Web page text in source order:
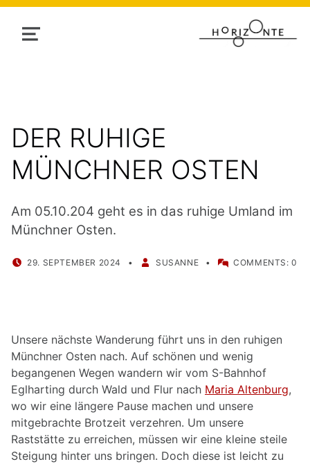
MENU
DER RUHIGE
MÜNCHNER OSTEN
Am 05.10.204 geht es in das ruhige Umland im
Münchner Osten.
POSTED ON:
29. SEPTEMBER 2024
WRITTEN BY:
SUSANNE COMMENTS: 0
Unsere nächste Wanderung führt uns in den ruhigen
Münchner Osten nach. Auf schönen und wenig
begangenen Wegen wandern wir vom S-Bahnhof
Eglharting durch Wald und Flur nach Maria Altenburg,
wo wir eine längere Pause machen und unsere
mitgebrachte Brotzeit verzehren. Um unsere
Raststätte zu erreichen, müssen wir eine kleine steile
Steigung hinter uns bringen. Doch diese ist leicht zu